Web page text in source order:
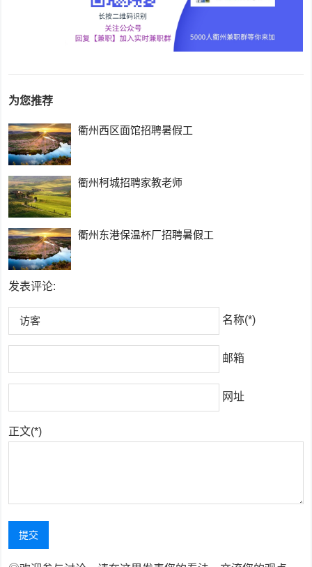
为您推荐
衢州西区面馆招聘暑假工
衢州柯城招聘家教老师
衢州东港保温杯厂招聘暑假工
发表评论:
名称(*)
邮箱
网址
正文(*)